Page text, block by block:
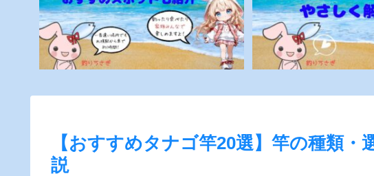
【おすすめタナゴ竿20選】竿の種類
説